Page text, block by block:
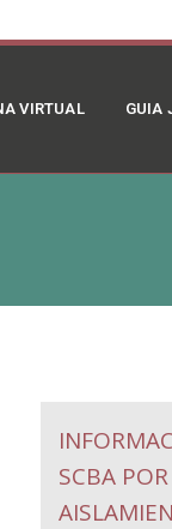
VIRTUAL GUIA
SCBA